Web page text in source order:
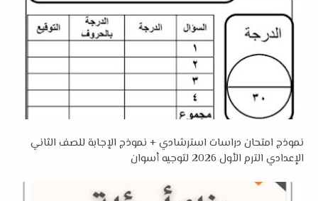
نموذج امتحان دراسات استرشادي + نموذج الإجابة للصف الثاني
الإعدادي الترم الأول 2026 لتوجيه أسوان